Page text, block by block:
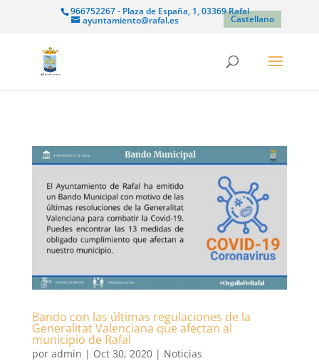
966752267 - Plaza de España, 1, 03369 Rafal
ayuntamiento@rafal.es Castellano
Bando con las últimas regulaciones de la
Generalitat Valenciana que afectan al
municipio de Rafal
por admin | Oct 30, 2020| Noticias